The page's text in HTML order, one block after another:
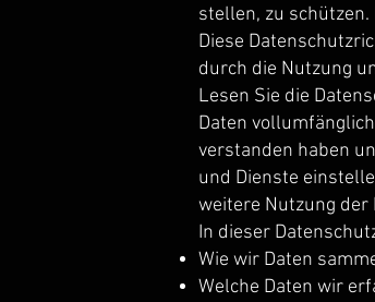
stellen, zu
Diese
durch die Nutzung
Lesen Sie die
Daten
verstanden haben
und Dienste
weitere Nutzung
In dieser
Wie wir Daten
Welche Daten wir